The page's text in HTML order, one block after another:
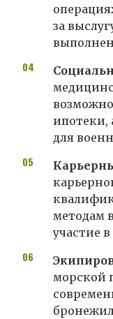
за
ипотеки,
для
методам
участие
морской